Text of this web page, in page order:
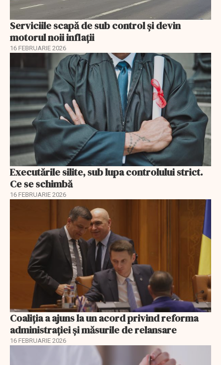
Serviciile scapă de sub control și devin
motorul noii inflații
16 FEBRUARIE 2026
Executările silite, sub lupa controlului strict.
Ce se schimbă
16 FEBRUARIE 2026
Coaliția a ajuns la un acord privind reforma
administrației și măsurile de relansare
16 FEBRUARIE 2026